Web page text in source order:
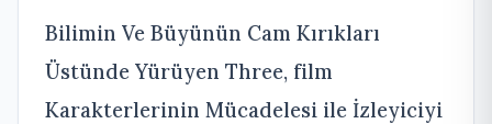
Bilimin Ve Büyünün Cam Kırıkları
Üstünde Yürüyen Three, film
Karakterlerinin Mücadelesi ile İzleyiciyi